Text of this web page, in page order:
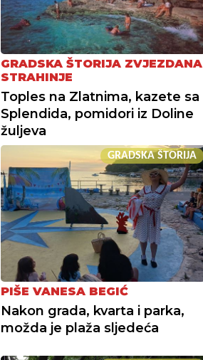
GRADSKA ŠTORIJA ZVJEZDANA
STRAHINJE
Toples na Zlatnima, kazete sa
Splendida, pomidori iz Doline
žuljeva
GRADSKA ŠTORIJA
PIŠE VANESA BEGIĆ
Nakon grada, kvarta i parka,
možda je plaža sljedeća